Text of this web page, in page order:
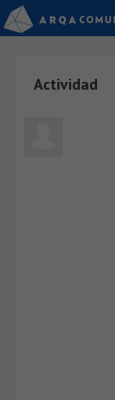
Actividad